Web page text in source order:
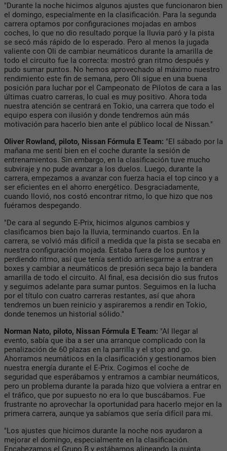
"Durante la noche hicimos algunos ajustes que funcionaron bien
el domingo, especialmente en la clasificación. Para la segunda
carrera optamos por configuraciones mojadas en ambos
coches, lo que no dio resultado porque la lluvia paró y la pista
se secó más rápido de lo esperado. Pero al menos la jugada
valiente con Oli de cambiar neumáticos durante la amarilla de
todo el circuito fue la correcta: mostró gran ritmo después y
pudo sumar puntos. No hemos aprovechado al máximo nuestro
rendimiento este fin de semana, pero Oli sigue en una buena
posición para luchar por el Campeonato de Pilotos de cara a las
últimas cuatro carreras, lo cual es muy positivo. Ahora toda
nuestra atención se centrará en Tokio, una carrera que todo el
equipo espera con ilusión y donde tendremos aún más
motivación para hacerlo bien ante el público local de Nissan."
Oliver Rowland, piloto, Nissan Fórmula E Team: "El sábado por la
mañana me sentí bien en el coche durante la sesión de
entrenamientos. Sin embargo, en la clasificación tuve mucho
subviraje y no pude avanzar a los duelos. Luego, durante la
carrera, empezamos a avanzar con fuerza hacia el top cinco y a
ser eficientes en el ahorro energético. Desgraciadamente,
cuando llovió, nos costó encontrar ritmo, lo que hizo que nos
fuéramos despegando.
"De cara al segundo E-Prix, hicimos algunos cambios y
clasificamos bien bajo la lluvia, terminando cuartos. En la
carrera, se volvió más difícil a medida que la pista se secaba en
nuestra configuración mojada. Estaba fuera de los puntos y
perdiendo ritmo, así que tenía sentido arriesgarme a entrar en
boxes y cambiar a neumáticos de presión seca bajo la bandera
amarilla de todo el circuito. Al final, esa decisión dio sus frutos
y seguimos adelante para sumar puntos. Seguimos en la lucha
por el título con cuatro carreras restantes, así que ahora
tendremos un buen reinicio y aspiraremos a rendir en Tokio,
donde tenemos un historial sólido."
Norman Nato, piloto, Nissan Fórmula E Team: "Al llegar al
evento, sabía que iba a ser una arranque complicado con la
penalización de 60 plazas en la parrilla y el stop and go.
Ahorramos neumáticos en la clasificación y gestionamos bien
nuestra energía durante el E-Prix. Cogimos el coche de
seguridad que esperábamos y entramos a cambiar neumáticos,
pero un problema durante la parada hizo que volviera a entrar en
el tráfico, que por supuesto no era lo que buscábamos. Fue
frustrante no aprovechar la oportunidad para hacerlo mejor en la
primera carrera, aunque ya sabíamos que sería difícil para mi.
"Los ajustes que hicimos durante la noche nos ayudaron a
mejorar el domingo, especialmente en la clasificación.
Encabezamos el Grupo B y estábamos alineando la quinta